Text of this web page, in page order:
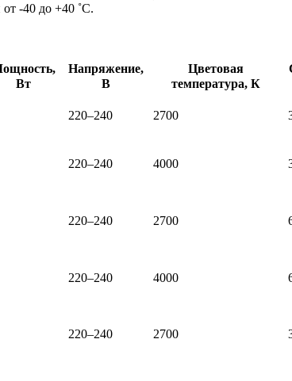
-40 до +40 ˚С.
Вт
Напряжение,
В
Цветовая
температура, К
220–240 2700
220–240 4000
220–240 2700
220–240 4000
220–240 2700